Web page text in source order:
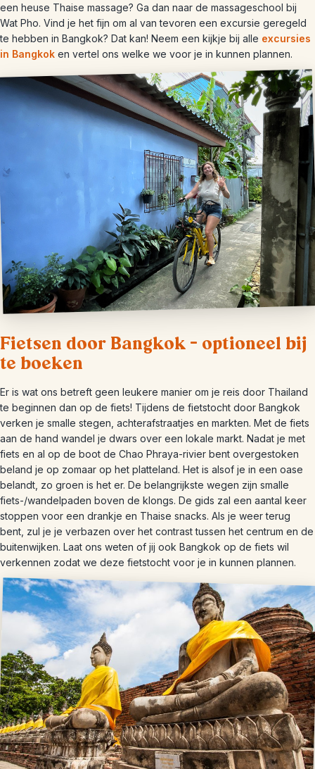
een heuse Thaise massage? Ga dan naar de massageschool bij
Wat Pho. Vind je het fijn om al van tevoren een excursie geregeld
te hebben in Bangkok? Dat kan! Neem een kijkje bij alle excursies
in Bangkok en vertel ons welke we voor je in kunnen plannen.
Fietsen door Bangkok – optioneel bij
te boeken
Er is wat ons betreft geen leukere manier om je reis door Thailand
te beginnen dan op de fiets! Tijdens de fietstocht door Bangkok
verken je smalle stegen, achterafstraatjes en markten. Met de fiets
aan de hand wandel je dwars over een lokale markt. Nadat je met
fiets en al op de boot de Chao Phraya-rivier bent overgestoken
beland je op zomaar op het platteland. Het is alsof je in een oase
belandt, zo groen is het er. De belangrijkste wegen zijn smalle
fiets-/wandelpaden boven de klongs. De gids zal een aantal keer
stoppen voor een drankje en Thaise snacks. Als je weer terug
bent, zul je je verbazen over het contrast tussen het centrum en de
buitenwijken. Laat ons weten of jij ook Bangkok op de fiets wil
verkennen zodat we deze fietstocht voor je in kunnen plannen.